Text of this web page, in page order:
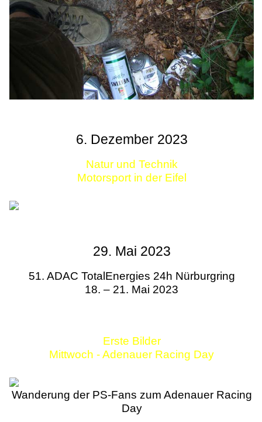
6. Dezember 2023
Natur und Technik
Motorsport in der Eifel
29. Mai 2023
51. ADAC TotalEnergies 24h Nürburgring
18. – 21. Mai 2023
Erste Bilder
Mittwoch - Adenauer Racing Day
Wanderung der PS-Fans zum Adenauer Racing
Day